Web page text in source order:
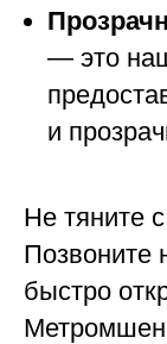
— это
и
Не тяните
Позвоните
быстро